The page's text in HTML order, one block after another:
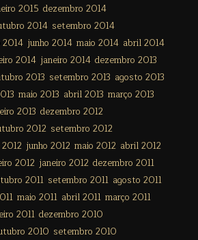
2015 dezembro 2014
2014 setembro 2014
junho 2014 maio 2014 abril 2014
2014 janeiro 2014 dezembro 2013
2013 setembro 2013 agosto 2013
maio 2013 abril 2013 março 2013
2013 dezembro 2012
2012 setembro 2012
junho 2012 maio 2012 abril 2012
2012 janeiro 2012 dezembro 2011
2011 setembro 2011 agosto 2011
maio 2011 abril 2011 março 2011
2011 dezembro 2010
2010 setembro 2010